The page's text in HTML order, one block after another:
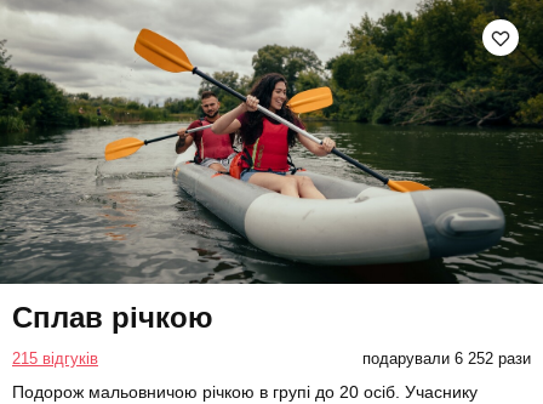
Сплав річкою
215 відгуків подарували 6 252 рази
Подорож мальовничою річкою в групі до 20 осіб. Учаснику